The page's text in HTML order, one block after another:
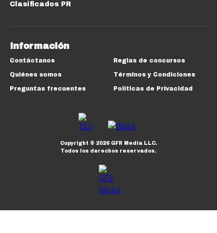
Clasificados PR
Información
Contáctanos
Quiénes somos
Preguntas frecuentes
Reglas de concursos
Términos y Condiciones
Políticas de Privacidad
Copyright © 2026GFR Media LLC.
Todos los derechos reservados.